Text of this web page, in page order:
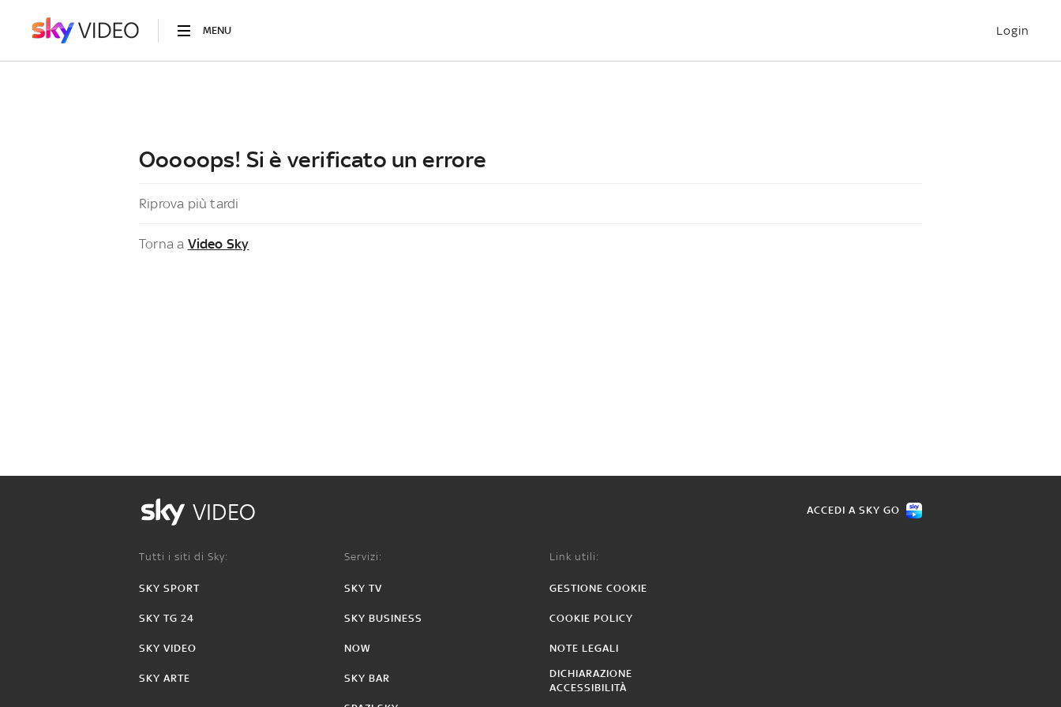
MENU Login
Ooooops! Si è verificato un errore
Riprova più tardi
Torna a Video Sky
VIDEO ACCEDI A SKY GO
Tutti i siti di Sky:
SKY SPORT
SKY TG 24
SKY VIDEO
SKY ARTE
Servizi:
SKY TV
SKY BUSINESS
NOW
SKY BAR
Link utili:
GESTIONE COOKIE
COOKIE POLICY
NOTE LEGALI
DICHIARAZIONE
ACCESSIBILITÀ